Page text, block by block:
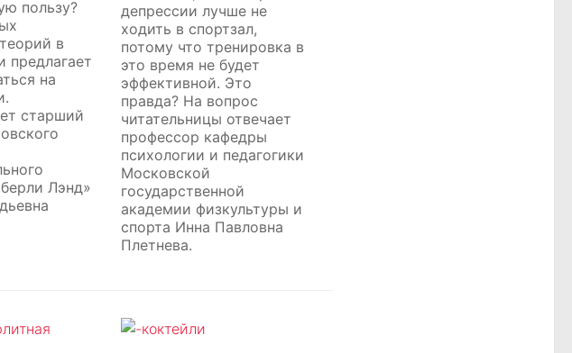
пользу?
в
предлагает
на
старший
Лэнд»
депрессии лучше не
ходить в спортзал,
потому что тренировка в
это время не будет
эффективной. Это
правда? На вопрос
читательницы отвечает
профессор кафедры
психологии и педагогики
Московской
государственной
академии физкультуры и
спорта Инна Павловна
Плетнева.